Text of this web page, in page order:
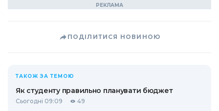
ПОДІЛИТИСЯ НОВИНОЮ
ТАКОЖ ЗА ТЕМОЮ
Як студенту правильно планувати бюджет
Сьогодні 09:09 49